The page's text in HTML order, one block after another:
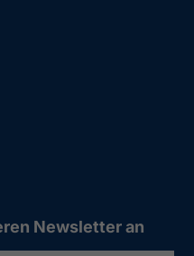
Newsletter an